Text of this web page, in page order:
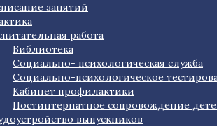
занятий
работа
Библиотека
Социально- психологическая служба
Социально-психологическое
Кабинет профилактики
Постинтернатное сопровождение
выпускников